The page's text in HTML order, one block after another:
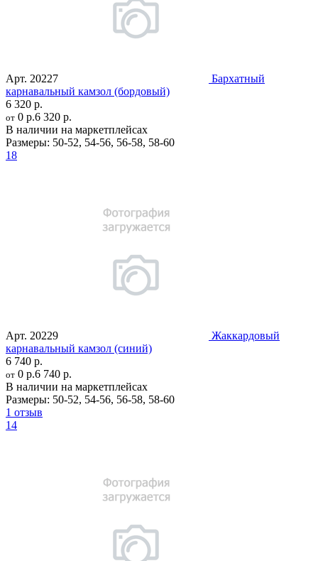
Арт. 20227
Бархатный
карнавальный камзол (бордовый)
6 320 р.
от 0 р.6 320 р.
В наличии на маркетплейсах
Размеры: 50-52, 54-56, 56-58, 58-60
18
Арт. 20229
Жаккардовый
карнавальный камзол (синий)
6 740 р.
от 0 р.6 740 р.
В наличии на маркетплейсах
Размеры: 50-52, 54-56, 56-58, 58-60
1 отзыв
14